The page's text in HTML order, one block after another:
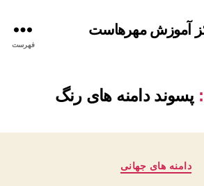
آموزش مهرهاست
فهرست
پسوند دامنه های رنگ
دسته‌ها
دامنه های جهانی